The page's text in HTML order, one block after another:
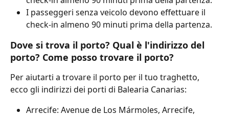
I passeggeri senza veicolo devono effettuare il
check-in almeno 90 minuti prima della partenza.
Dove si trova il porto? Qual è l'indirizzo del
porto? Come posso trovare il porto?
Per aiutarti a trovare il porto per il tuo traghetto,
ecco gli indirizzi dei porti di Balearia Canarias:
Arrecife: Avenue de Los Mármoles, Arrecife,